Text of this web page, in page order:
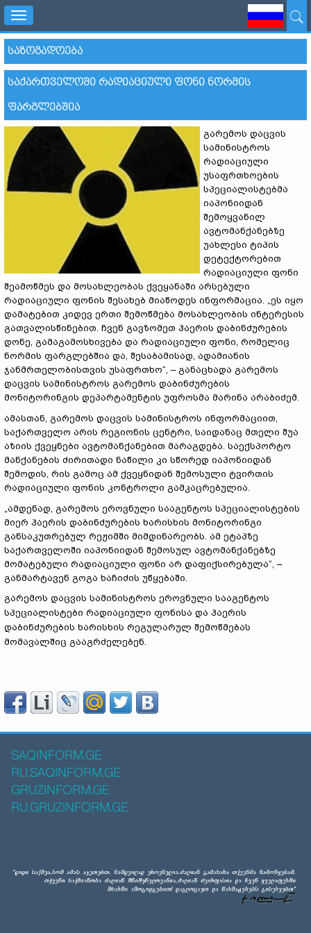
Toggle
navigation
ᲡᲐᲖᲝᲒᲐᲓᲝᲔᲑᲐ
ᲡᲐᲥᲐᲠᲗᲕᲔᲚᲝᲨᲘ ᲠᲐᲓᲘᲐᲪᲘᲣᲚᲘ ᲤᲝᲜᲘ ᲜᲝᲠᲛᲘᲡ
ᲤᲐᲠᲒᲚᲔᲑᲨᲘᲐ
გარემოს დაცვის
სამინისტროს
რადიაციული
უსაფრთხოების
სპეციალისტებმა
იაპონიიდან
შემოყვანილ
ავტომანქანებზე
უახლესი ტიპის
დეტექტორებით
რადიაციული ფონი
შეამოწმეს და მოსახლეობას ქვეყანაში არსებული
რადიაციული ფონის შესახებ მიაწოდეს ინფორმაცია. „ეს იყო
დამატებით კიდევ ერთი შემოწმება მოსახლეობის ინტერესის
გათვალისწინებით. ჩვენ გავზომეთ ჰაერის დაბინძურების
დონე, გამაგამოსხივება და რადიაციული ფონი, რომელიც
ნორმის ფარგლებშია და, შესაბამისად, ადამიანის
ჯანმრთელობისთვის უსაფრთხო“, – განაცხადა გარემოს
დაცვის სამინისტროს გარემოს დაბინძურების
მონიტორინგის დეპარტამენტის უფროსმა მარინა არაბიძემ.
ამასთან, გარემოს დაცვის სამინისტროს ინფორმაციით,
საქართველო არის რეგიონის ცენტრი, საიდანაც მთელი შუა
აზიის ქვეყნები ავტომანქანებით მარაგდება. საექსპორტო
მანქანების ძირითადი ნაწილი კი სწორედ იაპონიიდან
შემოდის, რის გამოც ამ ქვეყნიდან შემოსული ტვირთის
რადიაციული ფონის კონტროლი გამკაცრებულია.
„ამდენად, გარემოს ეროვნული სააგენტოს სპეციალისტების
მიერ ჰაერის დაბინძურების ხარისხის მონიტორინგი
განსაკუთრებულ რეჟიმში მიმდინარეობს. ამ ეტაპზე
საქართველოში იაპონიიდან შემოსულ ავტომანქანებზე
მომატებული რადიაციული ფონი არ დაფიქსირებულა“, –
განმარტავენ გოგა ხაჩიძის უწყებაში.
გარემოს დაცვის სამინისტროს ეროვნული სააგენტოს
სპეციალისტები რადიაციული ფონისა და ჰაერის
დაბინძურების ხარისხის რეგულარულ შემოწმებას
მომავალშიც გააგრძელებენ.
SAQINFORM.GE
RU.SAQINFORM.GE
GRUZINFORM.GE
RU.GRUZINFORM.GE